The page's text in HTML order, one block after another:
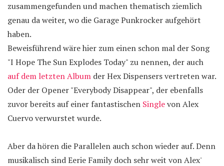
zusammengefunden und machen thematisch ziemlich
genau da weiter, wo die Garage Punkrocker aufgehört
haben.
Beweisführend wäre hier zum einen schon mal der Song
"I Hope The Sun Explodes Today" zu nennen, der auch
auf dem letzten Album der Hex Dispensers vertreten war.
Oder der Opener "Everybody Disappear", der ebenfalls
zuvor bereits auf einer fantastischen Singlevon Alex
Cuervo verwurstet wurde.
Aber da hören die Parallelen auch schon wieder auf. Denn
musikalisch sind Eerie Family doch sehr weit von Alex'